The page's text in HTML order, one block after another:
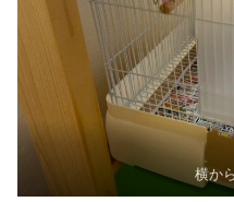
横か